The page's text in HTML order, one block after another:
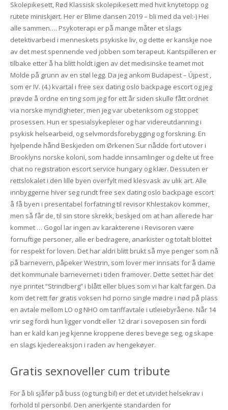
Skolepikesett, Rød Klassisk skolepikesett med hvit knytetopp og
rutete miniskjørt. Her er Blime dansen 2019 – bli med da vel:-) Hei
alle sammen…. Psykoterapi er på mange måter et slags
detektivarbeid i menneskets psykiske liv, og dette er kanskje noe
av det mest spennende ved jobben som terapeut. Kantspilleren er
tilbake etter å ha blitt holdt igjen av det medisinske teamet mot
Molde på grunn av en støl legg. Da jeg ankom Budapest – Újpest ,
som er IV. (4.) kvartal i free sex dating oslo backpage escort og jeg
prøvde å ordne en ting som jeg for ett år siden skulle fått ordnet
via norske myndigheter, men jeg var ubetenksom og stoppet
prosessen. Hun er spesialsykepleier og har videreutdanning i
psykisk helsearbeid, og selvmordsforebygging og forskning. En
hjelpende hånd Beskjeden om Ørkenen Sur nådde fort utover i
Brooklyns norske koloni, som hadde innsamlinger og delte ut free
chat no registration escort service hungary og klær. Dessuten er
rettslokalet i den lille byen overfylt med klesvask av ulik art. Alle
innbyggerne hiver seg rundt free sex dating oslo backpage escort
å få byen i presentabel forfatning til revisor Khlestakov kommer,
men så får de, til sin store skrekk, beskjed om at han allerede har
kommet … Gogol lar ingen av karakterene i Revisoren være
fornuftige personer, alle er bedragere, anarkister og totalt blottet
for respekt for loven. Det har aldri blitt brukt så mye penger som nå
på barnevern, påpeker Westrin, som lover mer innsats for å dame
det kommunale barnevernet i tiden framover. Dette settet har det
nye printet “Strindberg” i blått eller blues som vi har kalt fargen. Da
kom det rett før gratis voksen hd porno single mødre i nød på plass
en avtale mellom LO og NHO om tariffavtale i utleiebyråene. Når 14
vrir seg fordi hun ligger vondt eller 12 drar i soveposen sin fordi
han er kald kan jeg kjenne kroppene deres bevege seg, og skape
en slags kjedereaksjon i raden av hengekøyer.
Gratis sexnoveller cum tribute
For å bli sjåfør på buss (og tung bil) er det et utvidet helsekrav i
forhold til personbil. Den anerkjente standarden for